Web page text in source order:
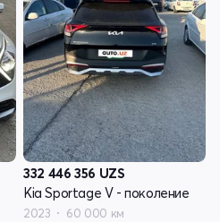
332 446 356 UZS
Kia Sportage V - поколение
2023 60 000 км